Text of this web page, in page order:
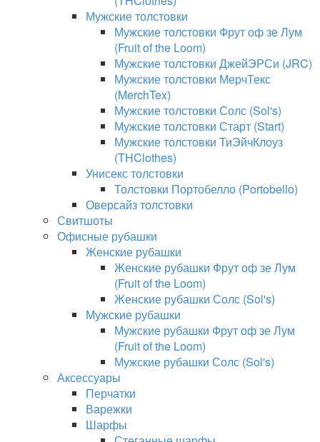
Мужские толстовки
Мужские толстовки Фрут оф зе Лум
(Fruit of the Loom)
Мужские толстовки ДжейЭРСи (JRC)
Мужские толстовки МерчТекс
(MerchTex)
Мужские толстовки Солс (Sol's)
Мужские толстовки Старт (Start)
Мужские толстовки ТиЭйчКлоуз
(THClothes)
Унисекс толстовки
Толстовки Портобелло (Portobello)
Оверсайз толстовки
Свитшоты
Офисные рубашки
Женские рубашки
Женские рубашки Фрут оф зе Лум
(Fruit of the Loom)
Женские рубашки Солс (Sol's)
Мужские рубашки
Мужские рубашки Фрут оф зе Лум
(Fruit of the Loom)
Мужские рубашки Солс (Sol's)
Аксессуары
Перчатки
Варежки
Шарфы